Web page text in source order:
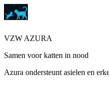
VZW AZURA
Samen voor katten in nood
Azura ondersteunt asielen en